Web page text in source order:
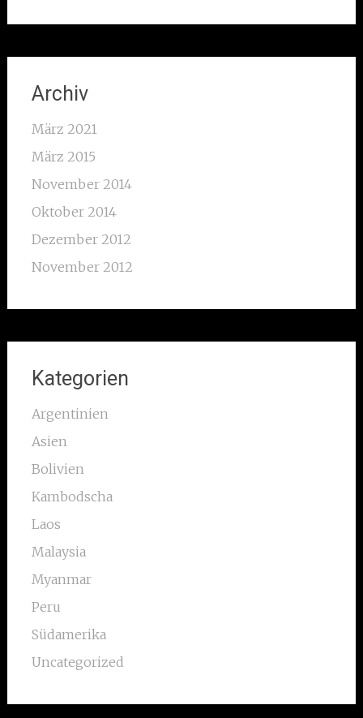
Archiv
März 2021
März 2015
November 2014
Oktober 2014
Dezember 2012
November 2012
Kategorien
Argentinien
Asien
Bolivien
Kambodscha
Laos
Malaysia
Myanmar
Peru
Südamerika
Uncategorized